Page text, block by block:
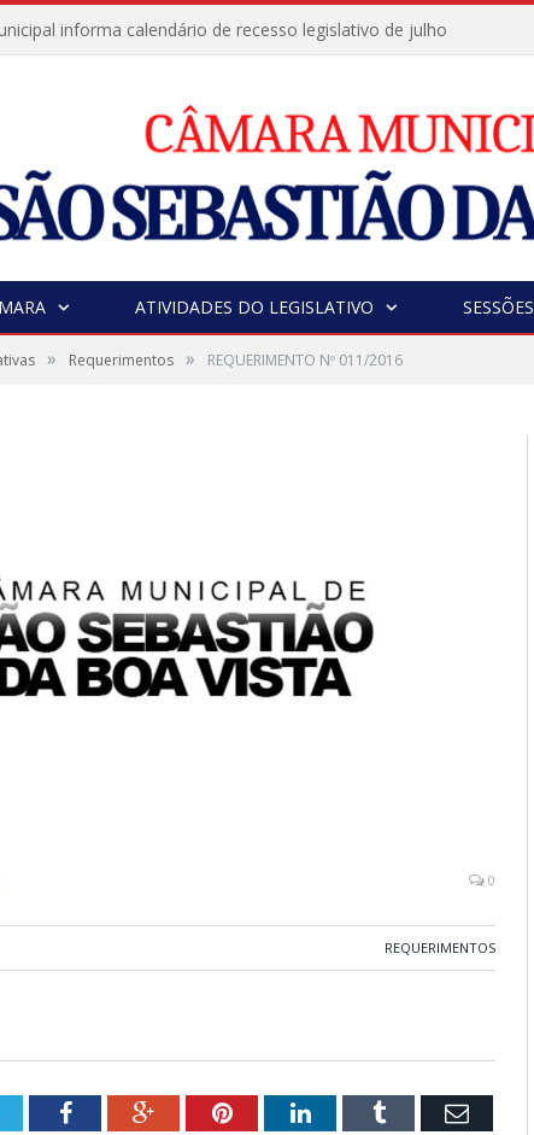
informa calendário de recesso legislativo de julho
ATIVIDADES DO LEGISLATIVO SESSÕES
» Requerimentos » REQUERIMENTO Nº 011/2016
0
REQUERIMENTOS
FacebookGoogle+PinterestLinkedInTumblr Email